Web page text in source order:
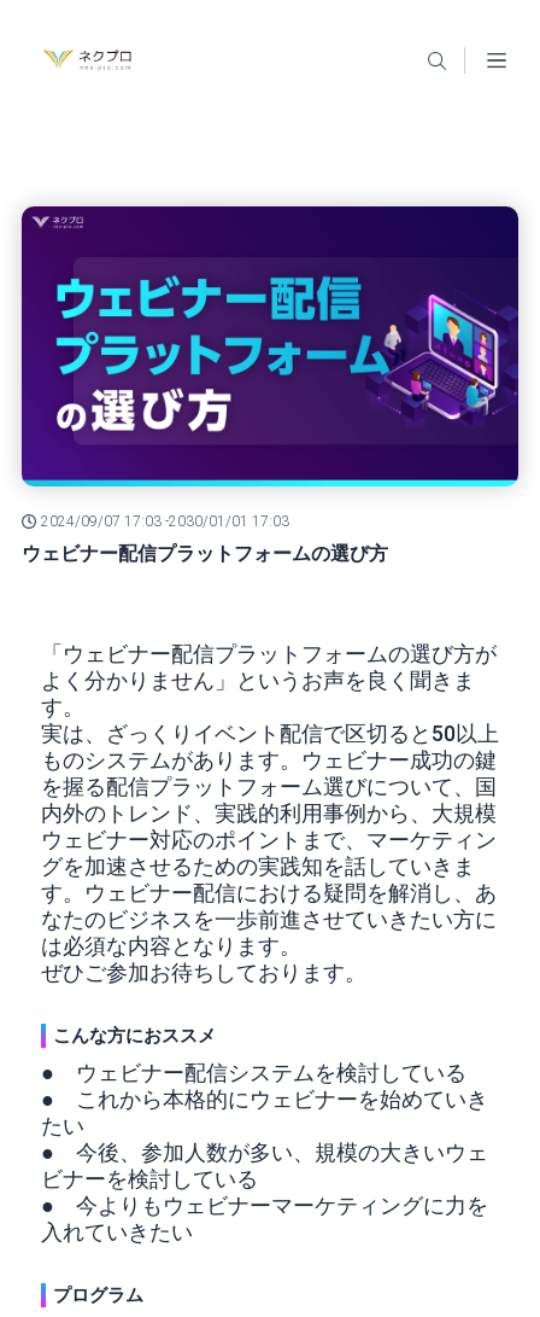
2024/09/07 17:03 -2030/01/01 17:03
ウェビナー配信プラットフォームの選び方
「ウェビナー配信プラットフォームの選び方が
よく分かりません」というお声を良く聞きま
す。
実は、ざっくりイベント配信で区切ると50以上
ものシステムがあります。ウェビナー成功の鍵
を握る配信プラットフォーム選びについて、国
内外のトレンド、実践的利用事例から、大規模
ウェビナー対応のポイントまで、マーケティン
グを加速させるための実践知を話していきま
す。ウェビナー配信における疑問を解消し、あ
なたのビジネスを一歩前進させていきたい方に
は必須な内容となります。
ぜひご参加お待ちしております。
こんな方におススメ
● ウェビナー配信システムを検討している
● これから本格的にウェビナーを始めていき
たい
● 今後、参加人数が多い、規模の大きいウェ
ビナーを検討している
● 今よりもウェビナーマーケティングに力を
入れていきたい
プログラム